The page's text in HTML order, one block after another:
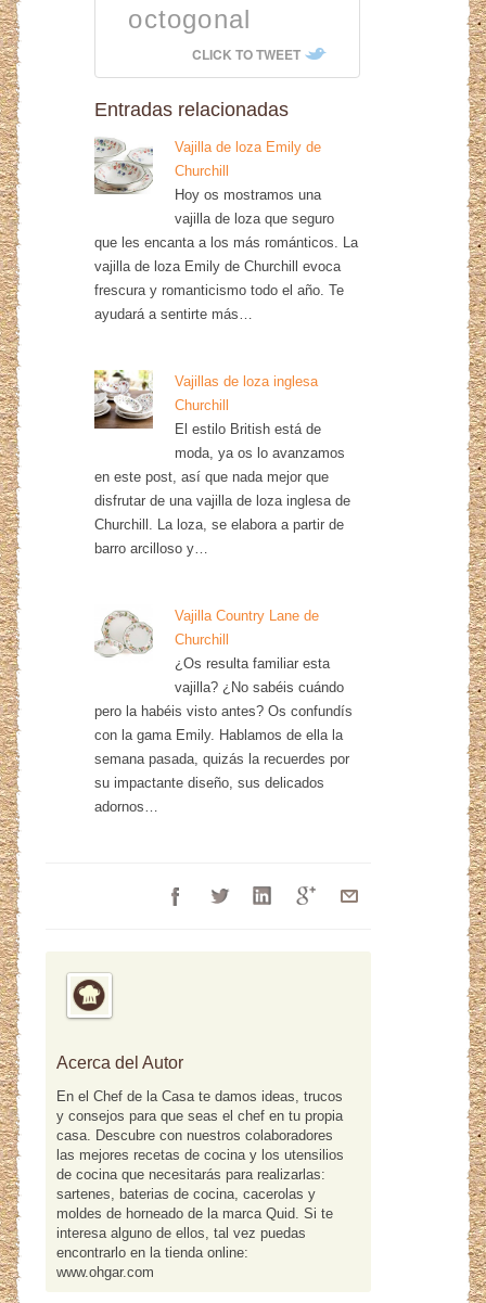
octogonal
CLICK TO TWEET
Entradas relacionadas
Vajilla de loza Emily de
Churchill
Hoy os mostramos una
vajilla de loza que seguro
que les encanta a los más románticos. La
vajilla de loza Emily de Churchill evoca
frescura y romanticismo todo el año. Te
ayudará a sentirte más…
Vajillas de loza inglesa
Churchill
El estilo British está de
moda, ya os lo avanzamos
en este post, así que nada mejor que
disfrutar de una vajilla de loza inglesa de
Churchill. La loza, se elabora a partir de
barro arcilloso y…
Vajilla Country Lane de
Churchill
¿Os resulta familiar esta
vajilla? ¿No sabéis cuándo
pero la habéis visto antes? Os confundís
con la gama Emily. Hablamos de ella la
semana pasada, quizás la recuerdes por
su impactante diseño, sus delicados
adornos…
Acerca del Autor
En el Chef de la Casa te damos ideas, trucos
y consejos para que seas el chef en tu propia
casa. Descubre con nuestros colaboradores
las mejores recetas de cocina y los utensilios
de cocina que necesitarás para realizarlas:
sartenes, baterias de cocina, cacerolas y
moldes de horneado de la marca Quid. Si te
interesa alguno de ellos, tal vez puedas
encontrarlo en la tienda online:
www.ohgar.com